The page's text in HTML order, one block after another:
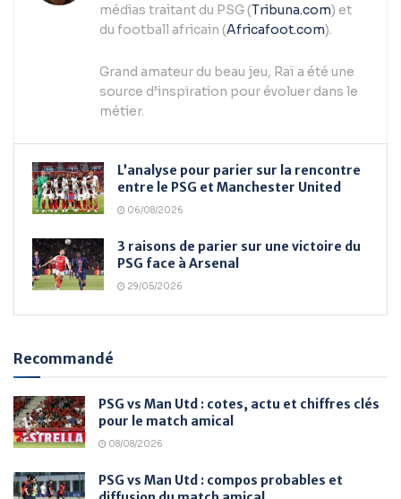
médias traitant du PSG (Tribuna.com) et
du football africain (Africafoot.com).
Grand amateur du beau jeu, Raï a été une
source d’inspiration pour évoluer dans le
métier.
L’analyse pour parier sur la rencontre
entre le PSG et Manchester United
06/08/2026
3 raisons de parier sur une victoire du
PSG face à Arsenal
29/05/2026
Recommandé
PSG vs Man Utd : cotes, actu et chiffres clés
pour le match amical
08/08/2026
PSG vs Man Utd : compos probables et